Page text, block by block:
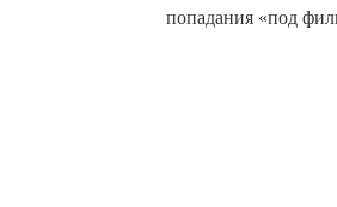
попадания «под